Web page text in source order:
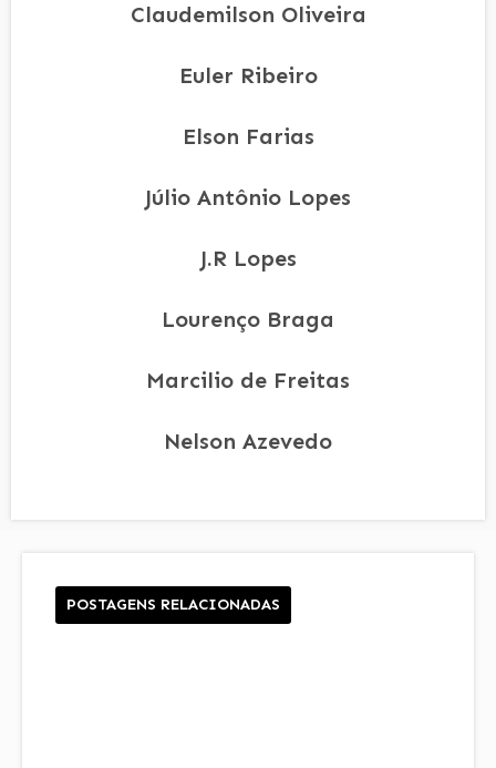
Claudemilson Oliveira
Euler Ribeiro
Elson Farias
Júlio Antônio Lopes
J.R Lopes
Lourenço Braga
Marcilio de Freitas
Nelson Azevedo
POSTAGENS RELACIONADAS